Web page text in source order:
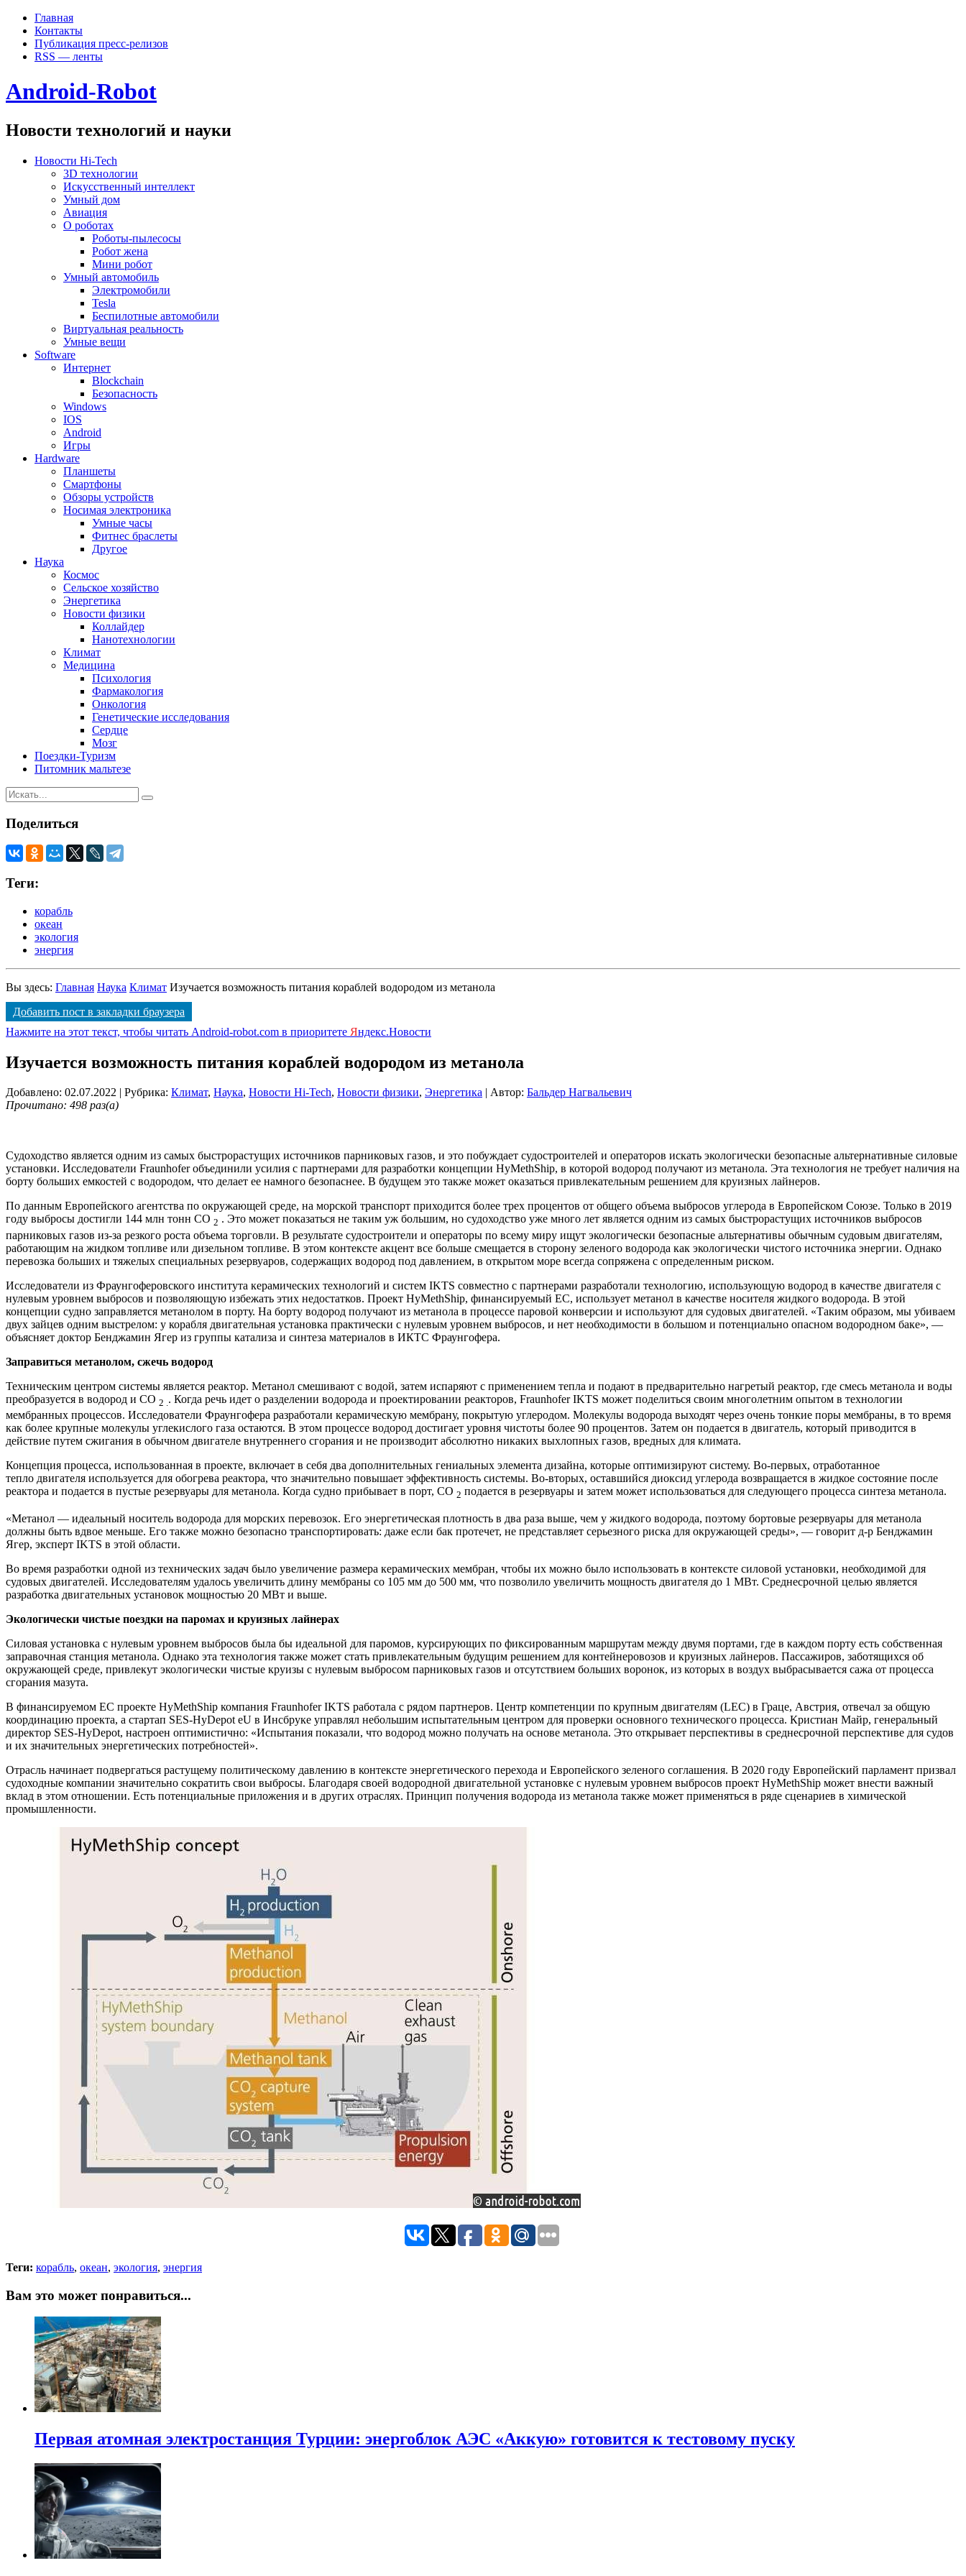
Главная
Контакты
Публикация пресс-релизов
RSS — ленты
Android-Robot
Новости технологий и науки
Новости Hi-Tech
3D технологии
Искусственный интеллект
Умный дом
Авиация
О роботах
Роботы-пылесосы
Робот жена
Мини робот
Умный автомобиль
Электромобили
Tesla
Беспилотные автомобили
Виртуальная реальность
Умные вещи
Software
Интернет
Blockchain
Безопасность
Windows
IOS
Android
Игры
Hardware
Планшеты
Смартфоны
Обзоры устройств
Носимая электроника
Умные часы
Фитнес браслеты
Другое
Наука
Космос
Сельское хозяйство
Энергетика
Новости физики
Коллайдер
Нанотехнологии
Климат
Медицина
Психология
Фармакология
Онкология
Генетические исследования
Сердце
Мозг
Поездки-Туризм
Питомник мальтезе
Поделиться
Теги:
корабль
океан
экология
энергия
Вы здесь: Главная Наука Климат Изучается возможность питания кораблей водородом из метанола
Добавить пост в закладки браузера
Нажмите на этот текст, чтобы читать Android-robot.com в приоритете Яндекс.Новости
Изучается возможность питания кораблей водородом из метанола
Добавлено: 02.07.2022 | Рубрика: Климат, Наука, Новости Hi-Tech, Новости физики, Энергетика | Автор: Бальдер Нагвальевич
Прочитано: 498 раз(а)
Судоходство является одним из самых быстрорастущих источников парниковых газов, и это побуждает судостроителей и операторов искать экологически безопасные альтернативные силовые
установки. Исследователи Fraunhofer объединили усилия с партнерами для разработки концепции HyMethShip, в которой водород получают из метанола. Эта технология не требует наличия на
борту больших емкостей с водородом, что делает ее намного безопаснее. В будущем это также может оказаться привлекательным решением для круизных лайнеров.
По данным Европейского агентства по окружающей среде, на морской транспорт приходится более трех процентов от общего объема выбросов углерода в Европейском Союзе. Только в 2019
году выбросы достигли 144 млн тонн CO 2 . Это может показаться не таким уж большим, но судоходство уже много лет является одним из самых быстрорастущих источников выбросов
парниковых газов из-за резкого роста объема торговли. В результате судостроители и операторы по всему миру ищут экологически безопасные альтернативы обычным судовым двигателям,
работающим на жидком топливе или дизельном топливе. В этом контексте акцент все больше смещается в сторону зеленого водорода как экологически чистого источника энергии. Однако
перевозка больших и тяжелых специальных резервуаров, содержащих водород под давлением, в открытом море всегда сопряжена с определенным риском.
Исследователи из Фраунгоферовского института керамических технологий и систем IKTS совместно с партнерами разработали технологию, использующую водород в качестве двигателя с
нулевым уровнем выбросов и позволяющую избежать этих недостатков. Проект HyMethShip, финансируемый ЕС, использует метанол в качестве носителя жидкого водорода. В этой
концепции судно заправляется метанолом в порту. На борту водород получают из метанола в процессе паровой конверсии и используют для судовых двигателей. «Таким образом, мы убиваем
двух зайцев одним выстрелом: у корабля двигательная установка практически с нулевым уровнем выбросов, и нет необходимости в большом и потенциально опасном водородном баке», —
объясняет доктор Бенджамин Ягер из группы катализа и синтеза материалов в ИКТС Фраунгофера.
Заправиться метанолом, сжечь водород
Техническим центром системы является реактор. Метанол смешивают с водой, затем испаряют с применением тепла и подают в предварительно нагретый реактор, где смесь метанола и воды
преобразуется в водород и СО 2 . . Когда речь идет о разделении водорода и проектировании реакторов, Fraunhofer IKTS может поделиться своим многолетним опытом в технологии
мембранных процессов. Исследователи Фраунгофера разработали керамическую мембрану, покрытую углеродом. Молекулы водорода выходят через очень тонкие поры мембраны, в то время
как более крупные молекулы углекислого газа остаются. В этом процессе водород достигает уровня чистоты более 90 процентов. Затем он подается в двигатель, который приводится в
действие путем сжигания в обычном двигателе внутреннего сгорания и не производит абсолютно никаких выхлопных газов, вредных для климата.
Концепция процесса, использованная в проекте, включает в себя два дополнительных гениальных элемента дизайна, которые оптимизируют систему. Во-первых, отработанное
тепло двигателя используется для обогрева реактора, что значительно повышает эффективность системы. Во-вторых, оставшийся диоксид углерода возвращается в жидкое состояние после
реактора и подается в пустые резервуары для метанола. Когда судно прибывает в порт, CO 2 подается в резервуары и затем может использоваться для следующего процесса синтеза метанола.
«Метанол — идеальный носитель водорода для морских перевозок. Его энергетическая плотность в два раза выше, чем у жидкого водорода, поэтому бортовые резервуары для метанола
должны быть вдвое меньше. Его также можно безопасно транспортировать: даже если бак протечет, не представляет серьезного риска для окружающей среды», — говорит д-р Бенджамин
Ягер, эксперт IKTS в этой области.
Во время разработки одной из технических задач было увеличение размера керамических мембран, чтобы их можно было использовать в контексте силовой установки, необходимой для
судовых двигателей. Исследователям удалось увеличить длину мембраны со 105 мм до 500 мм, что позволило увеличить мощность двигателя до 1 МВт. Среднесрочной целью является
разработка двигательных установок мощностью 20 МВт и выше.
Экологически чистые поездки на паромах и круизных лайнерах
Силовая установка с нулевым уровнем выбросов была бы идеальной для паромов, курсирующих по фиксированным маршрутам между двумя портами, где в каждом порту есть собственная
заправочная станция метанола. Однако эта технология также может стать привлекательным будущим решением для контейнеровозов и круизных лайнеров. Пассажиров, заботящихся об
окружающей среде, привлекут экологически чистые круизы с нулевым выбросом парниковых газов и отсутствием больших воронок, из которых в воздух выбрасывается сажа от процесса
сгорания мазута.
В финансируемом ЕС проекте HyMethShip компания Fraunhofer IKTS работала с рядом партнеров. Центр компетенции по крупным двигателям (LEC) в Граце, Австрия, отвечал за общую
координацию проекта, а стартап SES-HyDepot eU в Инсбруке управлял небольшим испытательным центром для проверки основного технического процесса. Кристиан Майр, генеральный
директор SES-HyDepot, настроен оптимистично: «Испытания показали, что водород можно получать на основе метанола. Это открывает перспективы в среднесрочной перспективе для судов
и их значительных энергетических потребностей».
Отрасль начинает подвергаться растущему политическому давлению в контексте энергетического перехода и Европейского зеленого соглашения. В 2020 году Европейский парламент призвал
судоходные компании значительно сократить свои выбросы. Благодаря своей водородной двигательной установке с нулевым уровнем выбросов проект HyMethShip может внести важный
вклад в этом отношении. Есть потенциальные приложения и в других отраслях. Принцип получения водорода из метанола также может применяться в ряде сценариев в химической
промышленности.
Теги: корабль, океан, экология, энергия
Вам это может понравиться...
Первая атомная электростанция Турции: энергоблок АЭС «Аккую» готовится к тестовому пуску